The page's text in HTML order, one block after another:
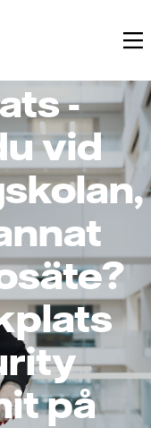
-
vid
på